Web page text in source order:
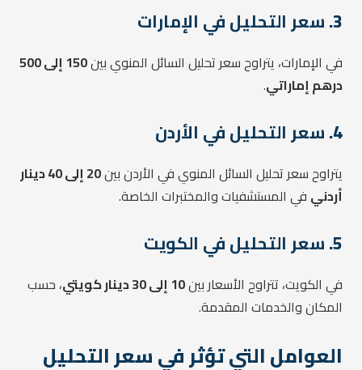
3. سعر التحليل في الإمارات
في الإمارات، يتراوح سعر تحليل السائل المنوي بين
150 إلى 500
درهم إماراتي.
4. سعر التحليل في الأردن
يتراوح سعر تحليل السائل المنوي في الأردن بين
20 إلى 40 دينار
أردني في المستشفيات والمختبرات الخاصة.
5. سعر التحليل في الكويت
في الكويت، تتراوح الأسعار بين10 إلى 30 دينار كويتي
، حسب
المكان والخدمات المقدمة.
العوامل التي تؤثر في سعر التحليل